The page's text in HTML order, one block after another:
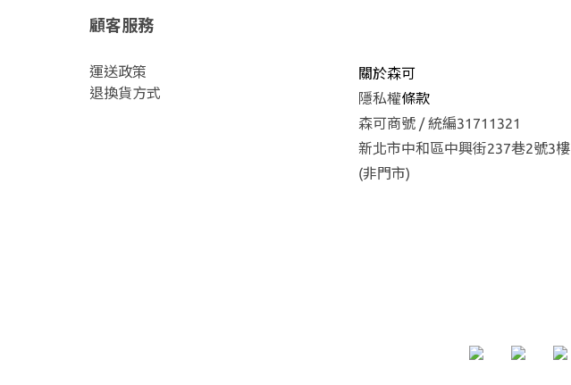
顧客服務
運送政策
退換貨方式
關於森可
隱私權條款
森可商號 / 統編31711321
新北市中和區中興街237巷2號3樓
(非門市)